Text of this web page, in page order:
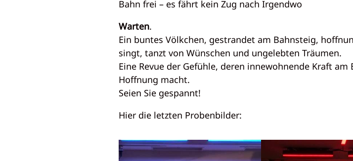
Bahn frei – es fährt kein Zug nach Irgendwo
Warten.
Ein buntes Völkchen, gestrandet am Bahnsteig,
singt, tanzt von Wünschen und ungelebten Träumen.
Eine Revue der Gefühle, deren innewohnende Kraft
Hoffnung macht.
Seien Sie gespannt!
Hier die letzten Probenbilder: